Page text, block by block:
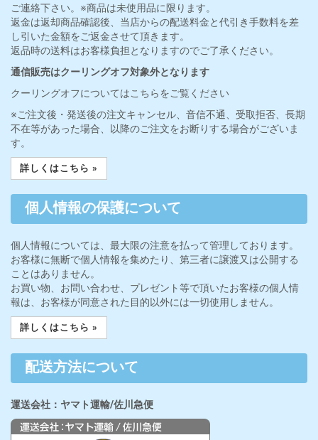
ご連絡下さい。※商品は未使用品に限ります。
返金は返却商品確認後、当店からの配送料金と代引き手数料を差
し引いた金額をご返金させて頂きます。
返品時の送料はお客様負担となりますのでご了承ください。
通信販売はクーリングオフ対象外となります
クーリングオフについてはこちらをご覧ください
※ご注文後・発送後の注文キャンセル、音信不通、受取拒否、長期
不在等があった場合、以降のご注文をお断りする場合がございま
す。
詳しくはこちら »
個人情報の保護について
個人情報については、最大限の注意を払って管理しております。
お客様に無断で個人情報を集めたり、第三者に譲渡又は公開する
ことはありません。
お買い物、お問い合わせ、プレゼント等で頂いたお客様の個人情
報は、お客様が同意された目的以外には一切使用しません。
詳しくはこちら »
配送方法について
運送会社：ヤマト運輸/佐川急便